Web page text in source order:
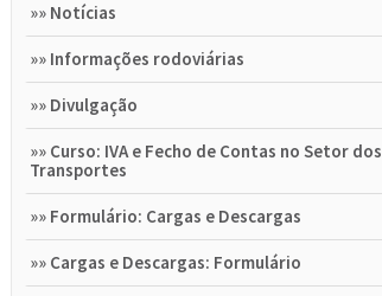
»» Notícias
»» Informações rodoviárias
»» Divulgação
»» Curso: IVA e Fecho de Contas no Setor dos
Transportes
»» Formulário: Cargas e Descargas
»» Cargas e Descargas: Formulário